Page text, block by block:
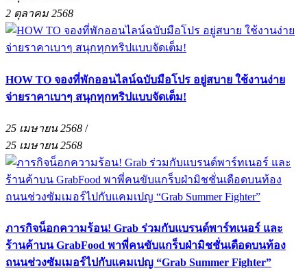
2 ตุลาคม 2568
HOW TO จองที่พักออนไลน์ฉบับมือโปร อยู่สบาย ใช้งานง่าย
จ่ายราคาเบาๆ สนุกทุกทริปแบบจัดเต็ม!
25 เมษายน 2568 /
25 เมษายน 2568
ภารกิจน็อกความร้อน! Grab ร่วมกับแบรนด์พาร์ทเนอร์ และ
ร้านค้าบน GrabFood พาพี่คนขับแกร็บฝ่ามิชชั่นเดือดบนท้อง
ถนนช่วงซัมเมอร์ไปกับแคมเปญ “Grab Summer Fighter”